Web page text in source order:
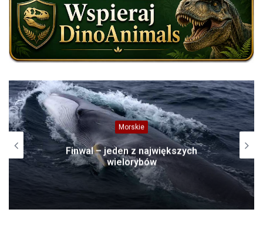
Morskie
Finwal – jeden z największych
wielorybów